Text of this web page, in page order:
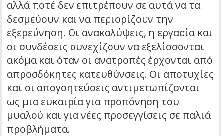
αλλά ποτέ δεν επιτρέπουν σε αυτά να τα
δεσμεύουν και να περιορίζουν την
εξερεύνηση. Οι ανακαλύψεις, η εργασία και
οι συνδέσεις συνεχίζουν να εξελίσσονται
ακόμα και όταν οι ανατροπές έρχονται από
απροσδόκητες κατευθύνσεις. Οι αποτυχίες
και οι απογοητεύσεις αντιμετωπίζονται
ως μια ευκαιρία για προπόνηση του
μυαλού και για νέες προσεγγίσεις σε παλιά
προβλήματα.